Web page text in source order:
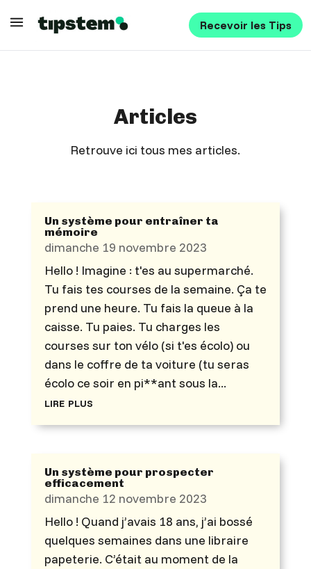
Recevoir les Tips
Articles
Retrouve ici tous mes articles.
Un système pour entraîner ta
mémoire
dimanche 19 novembre 2023
Hello ! Imagine : t'es au supermarché.
Tu fais tes courses de la semaine. Ça te
prend une heure. Tu fais la queue à la
caisse. Tu paies. Tu charges les
courses sur ton vélo (si t'es écolo) ou
dans le coffre de ta voiture (tu seras
écolo ce soir en pi**ant sous la...
lire plus
Un système pour prospecter
efficacement
dimanche 12 novembre 2023
Hello ! Quand j’avais 18 ans, j’ai bossé
quelques semaines dans une libraire
papeterie. C’était au moment de la